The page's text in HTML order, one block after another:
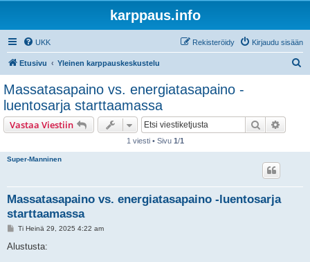
karppaus.info
UKK Kirjaudu sisään
Rekisteröidy
Etusivu Yleinen karppauskeskustelu
Massatasapaino vs. energiatasapaino -
luentosarja starttaamassa
Vastaa Viestiin Etsi
1 viesti • Sivu 1/1
Super-Manninen
Massatasapaino vs. energiatasapaino -luentosarja
starttaamassa
V
e
Ti Heinä 29, 2025 4:22 am
Alustusta: